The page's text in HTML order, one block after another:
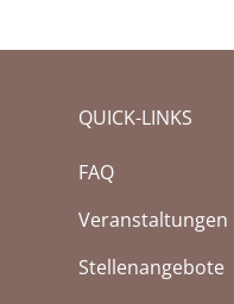
QUICK-LINKS
FAQ
Veranstaltungen
Stellenangebote